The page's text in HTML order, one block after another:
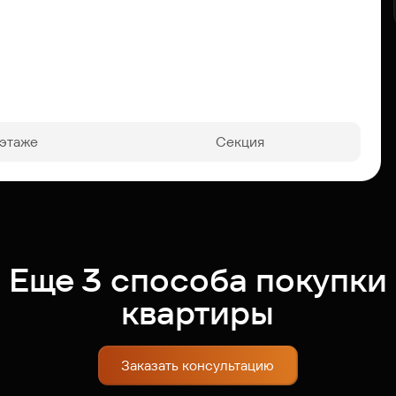
Секция
Еще 3 способа покупки
квартиры
Заказать консультацию